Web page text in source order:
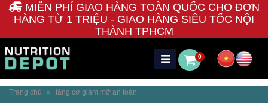
MIỄN PHÍ GIAO HÀNG TOÀN QUỐC CHO ĐƠN
HÀNG TỪ 1 TRIỆU - GIAO HÀNG SIÊU TỐC NỘI
THÀNH TPHCM
0
Trang chủ » tăng cơ giảm mỡ an toàn